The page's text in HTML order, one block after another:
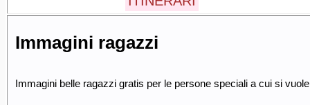
Immagini ragazzi
Immagini belle ragazzi gratis per le persone speciali a cui si vuole